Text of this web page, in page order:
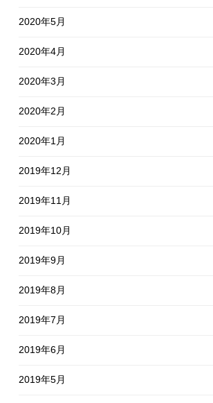
2020年5月
2020年4月
2020年3月
2020年2月
2020年1月
2019年12月
2019年11月
2019年10月
2019年9月
2019年8月
2019年7月
2019年6月
2019年5月